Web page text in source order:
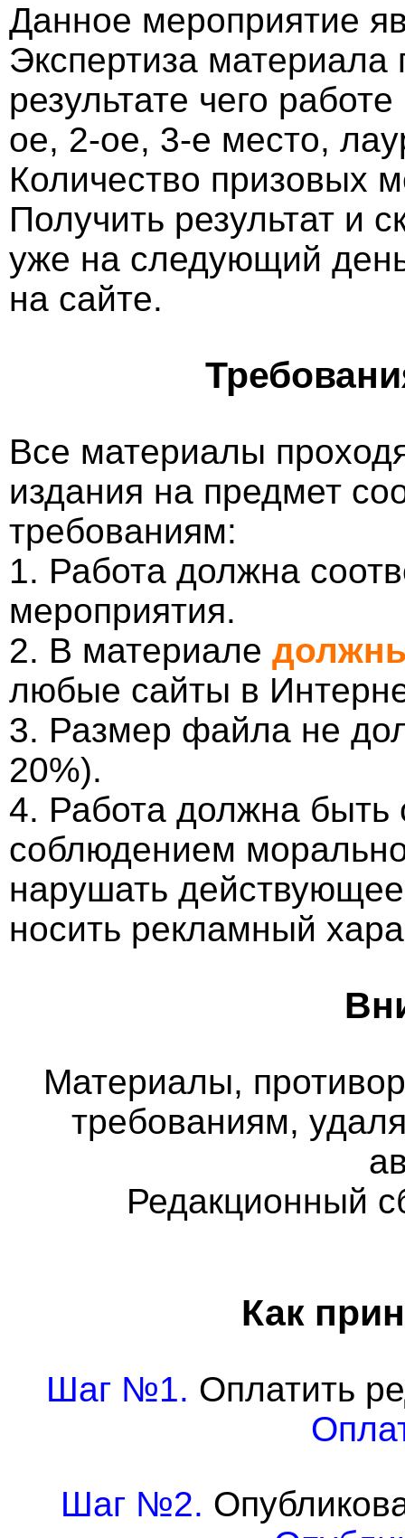
Данное мероприятие
Экспертиза
результате чего
ое, 2-ое, 3-е место,
Количество призовых
Получить результат и
уже на следующий
на сайте.
Все материалы
издания на предмет
требованиям:
1. Работа должна
мероприятия.
2. В материале
любые сайты в
3. Размер файла не
20%).
4. Работа должна
соблюдением
нарушать
носить рекламный
Материалы,
требованиям,
Редакционный
Как
Шаг №1. Оплатить
Шаг №2.